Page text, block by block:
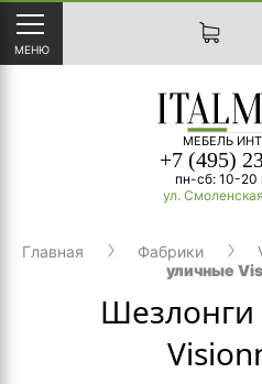
МЕНЮ
МЕБЕЛЬ
+7 (495)
пн-сб: 10-20
ул.
Главная Фабрики
уличные